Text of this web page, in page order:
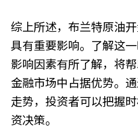
综上所述，布兰特原油
具有重要影响。了解这
影响因素有所了解，将
金融市场中占据优势。
走势，投资者可以把握
资决策。